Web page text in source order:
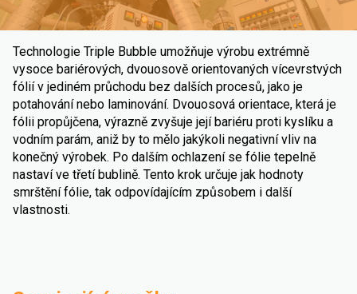
Technologie Triple Bubble umožňuje výrobu extrémně
vysoce bariérových, dvouosově orientovaných vícevrstvých
fólií v jediném průchodu bez dalších procesů, jako je
potahování nebo laminování. Dvouosová orientace, která je
fólii propůjčena, výrazně zvyšuje její bariéru proti kyslíku a
vodním parám, aniž by to mělo jakýkoli negativní vliv na
konečný výrobek. Po dalším ochlazení se fólie tepelně
nastaví ve třetí bublině. Tento krok určuje jak hodnoty
smrštění fólie, tak odpovídajícím způsobem i další
vlastnosti.